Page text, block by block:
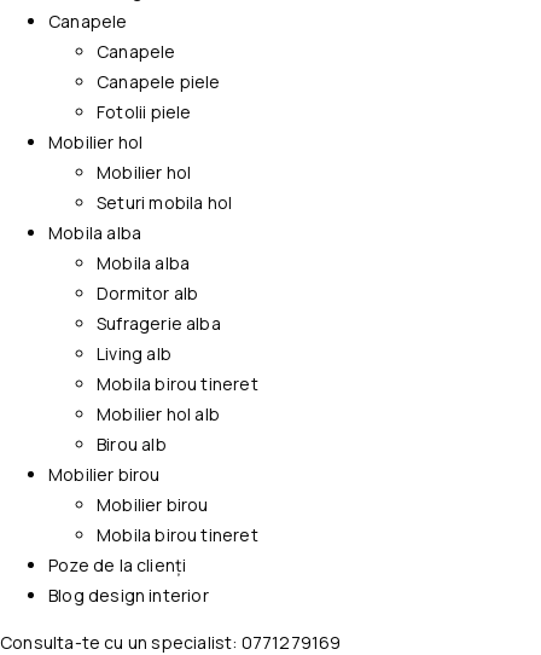
Canapele
Canapele
Canapele piele
Fotolii piele
Mobilier hol
Mobilier hol
Seturi mobila hol
Mobila alba
Mobila alba
Dormitor alb
Sufragerie alba
Living alb
Mobila birou tineret
Mobilier hol alb
Birou alb
Mobilier birou
Mobilier birou
Mobila birou tineret
Poze de la clienți
Blog design interior
Consulta-te cu un specialist: 0771279169